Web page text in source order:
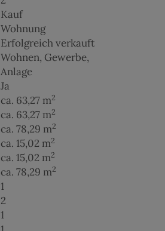
Kauf
Wohnung
Erfolgreich verkauft
Wohnen Gewerbe
Anlage
Ja
ca. 63,27 m2
ca. 63,27 m2
ca. 78,29 m2
ca. 15,02 m2
ca. 15,02 m2
ca. 78,29 m2
1
2
1